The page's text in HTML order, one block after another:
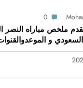
0
ملخص مباراه النصر
و